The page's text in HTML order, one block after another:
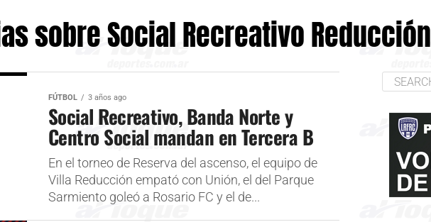
sobre Social Recreativo Reducción
FÚTBOL 3 años ago
Social Recreativo, Banda Norte y
Centro Social mandan en Tercera B
En el torneo de Reserva del ascenso, el equipo de
Villa Reducción empató con Unión, el del Parque
Sarmiento goleó a Rosario FC y el de...